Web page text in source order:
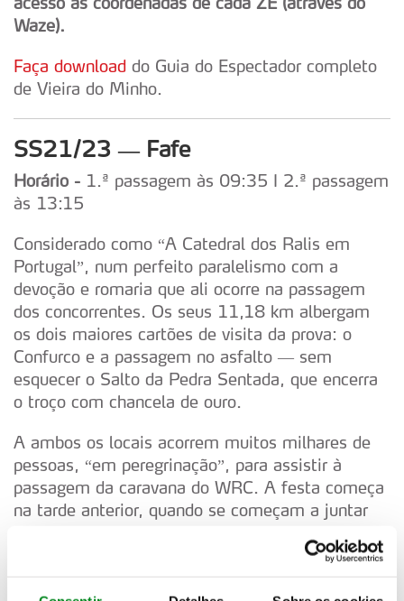
Waze).
Faça download do Guia do Espectador completo
de Vieira do Minho.
SS21/23— Fafe
Horário - 1.ª passagem às 09:35 I 2.ª passagem
às 13:15
Considerado como “A Catedral dos Ralis em
Portugal”, num perfeito paralelismo com a
devoção e romaria que ali ocorre na passagem
dos concorrentes. Os seus 11,18 km albergam
os dois maiores cartões de visita da prova: o
Confurco e a passagem no asfalto — sem
esquecer o Salto da Pedra Sentada, que encerra
o troço com chancela de ouro.
A ambos os locais acorrem muitos milhares de
pessoas, “em peregrinação”, para assistir à
passagem da caravana do WRC. A festa começa
na tarde anterior, quando se começam a juntar
assistir à passagem dos carros, e dura até ao
último concorrente passar pelo troço que será